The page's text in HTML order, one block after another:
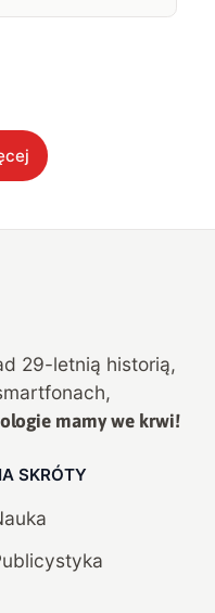
29-letnią historią,
mamy we krwi!
SKRÓTY